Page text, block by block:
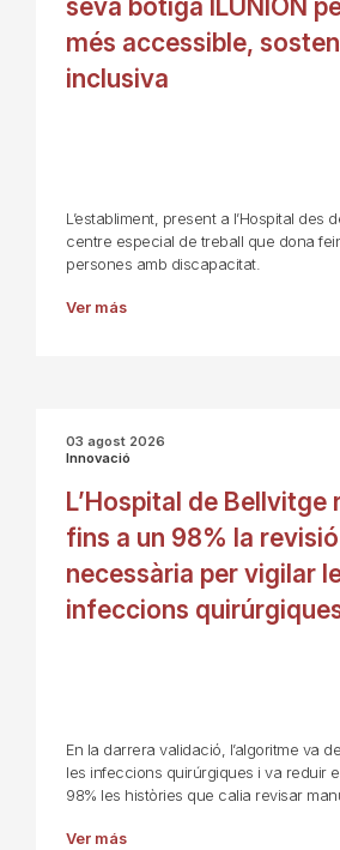
seva botiga ILUNION
més accessible,
inclusiva
L’establiment, present a l’Hospital des
centre especial de treball que dona
persones amb discapacitat.
Ver más
03 agost 2026
Innovació
L’Hospital de Bellvitge
fins a un 98% la revisió
necessària per vigilar
infeccions
En la darrera validació, l’algoritme va
les infeccions quirúrgiques i va reduir
98% les històries que calia revisar
Ver más